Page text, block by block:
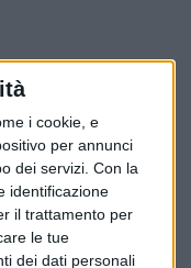
i cookie, e
per annunci
dei servizi. Con la
identificazione
il trattamento per
le tue
dei dati personali